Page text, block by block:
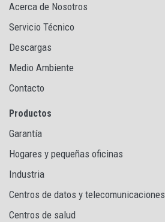
Acerca de Nosotros
Servicio Técnico
Descargas
Medio Ambiente
Contacto
Productos
Garantía
Hogares y pequeñas oficinas
Industria
Centros de datos y telecomunicaciones
Centros de salud